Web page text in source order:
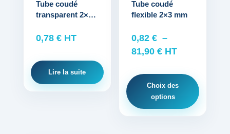
Tube coudé
transparent 2×3
0,78 € HT
Lire la suite
Tube coudé
flexible 2×3 mm
0,82€ –
81,90€Plage
prix :
0,82 €
HT
Choix des
options
options
peuvent
choisies
sur
page
du
produit